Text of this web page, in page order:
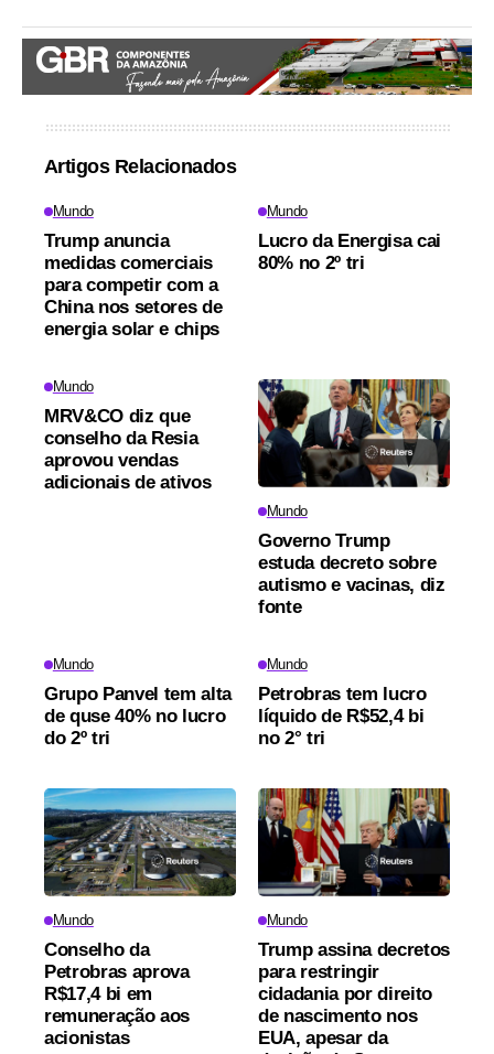
Artigos Relacionados
Mundo
Trump anuncia
medidas comerciais
para competir com a
China nos setores de
energia solar e chips
Mundo
Lucro da Energisa cai
80% no 2º tri
Mundo
MRV&CO diz que
conselho da Resia
aprovou vendas
adicionais de ativos
Mundo
Governo Trump
estuda decreto sobre
autismo e vacinas, diz
fonte
Mundo
Grupo Panvel tem alta
de quse 40% no lucro
do 2º tri
Mundo
Petrobras tem lucro
líquido de R$52,4 bi
no 2° tri
Mundo
Conselho da
Petrobras aprova
R$17,4 bi em
remuneração aos
acionistas
Mundo
Trump assina decretos
para restringir
cidadania por direito
de nascimento nos
EUA, apesar da